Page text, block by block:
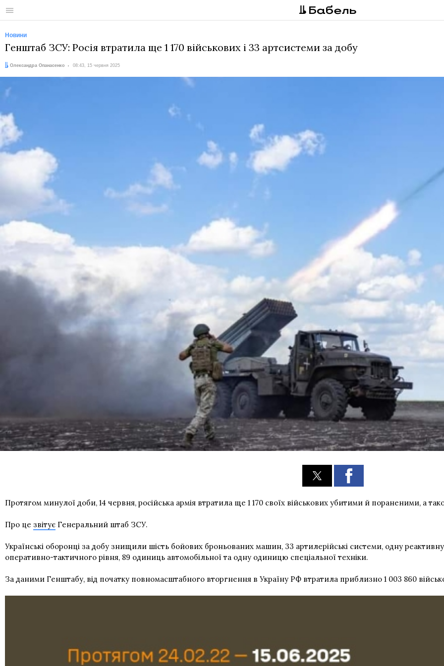
Меню
Новини
Генштаб ЗСУ: Росія втратила ще 1 170 військових і 33 артсистеми за добу
Автор:
Олександра Опанасенко
Дата: 08:43, 15 червня 2025
Протягом минулої доби, 14 червня, російська армія втратила ще 1 170 своїх військових убитими й пораненими, а
Про це звітує Генеральний штаб ЗСУ.
Українські оборонці за добу знищили шість бойових броньованих машин, 33 артилерійські системи, одну
оперативно-тактичного рівня, 89 одиниць автомобільної та одну одиницю спеціальної техніки.
За даними Генштабу, від початку повномасштабного вторгнення в Україну РФ втратила приблизно 1 003 860